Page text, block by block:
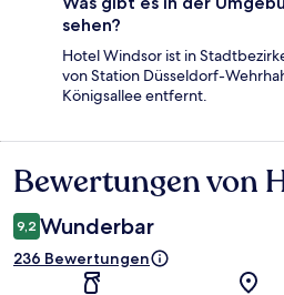
sehen?
Hotel Windsor ist in
von Station Düsseldorf-
Königsallee entfernt.
Bewertungen
Bewertungen von
9,2 Wunderbar
236 Bewertungen